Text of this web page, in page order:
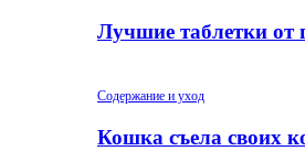
Лучшие таблетки от
Содержание и уход
Кошка съела своих